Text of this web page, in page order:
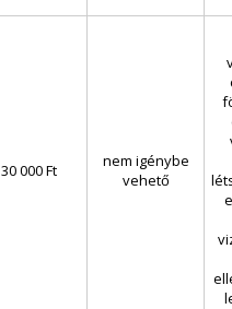
30 000 Ft
nem igénybe
vehető